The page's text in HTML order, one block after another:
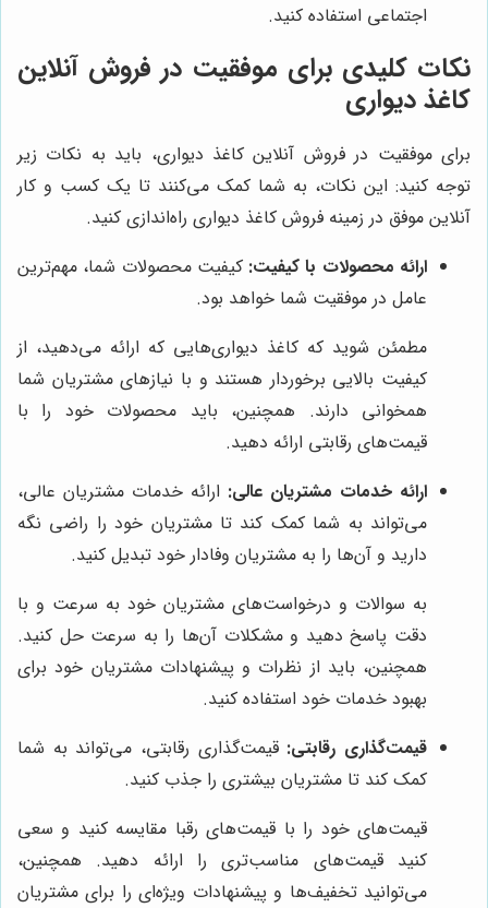
اجتماعی استفاده کنید.
نکات کلیدی برای موفقیت در فروش آنلاین
کاغذ دیواری
برای موفقیت در فروش آنلاین کاغذ دیواری، باید به نکات زیر
توجه کنید: این نکات، به شما کمک می‌کنند تا یک کسب و کار
آنلاین موفق در زمینه فروش کاغذ دیواری راه‌اندازی کنید.
ارائه محصولات با کیفیت: کیفیت محصولات شما، مهم‌ترین
عامل در موفقیت شما خواهد بود.
مطمئن شوید که کاغذ دیواری‌هایی که ارائه می‌دهید، از
کیفیت بالایی برخوردار هستند و با نیازهای مشتریان شما
همخوانی دارند. همچنین، باید محصولات خود را با
قیمت‌های رقابتی ارائه دهید.
ارائه خدمات مشتریان عالی: ارائه خدمات مشتریان عالی،
می‌تواند به شما کمک کند تا مشتریان خود را راضی نگه
دارید و آن‌ها را به مشتریان وفادار خود تبدیل کنید.
به سوالات و درخواست‌های مشتریان خود به سرعت و با
دقت پاسخ دهید و مشکلات آن‌ها را به سرعت حل کنید.
همچنین، باید از نظرات و پیشنهادات مشتریان خود برای
بهبود خدمات خود استفاده کنید.
قیمت‌گذاری رقابتی: قیمت‌گذاری رقابتی، می‌تواند به شما
کمک کند تا مشتریان بیشتری را جذب کنید.
قیمت‌های خود را با قیمت‌های رقبا مقایسه کنید و سعی
کنید قیمت‌های مناسب‌تری را ارائه دهید. همچنین،
می‌توانید تخفیف‌ها و پیشنهادات ویژه‌ای را برای مشتریان